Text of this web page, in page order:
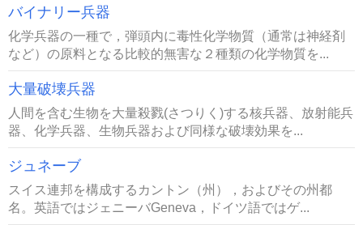
バイナリー兵器
化学兵器の一種で，弾頭内に毒性化学物質（通常は神経剤
など）の原料となる比較的無害な２種類の化学物質を...
大量破壊兵器
人間を含む生物を大量殺戮(さつりく)する核兵器、放射能兵
器、化学兵器、生物兵器および同様な破壊効果を...
ジュネーブ
スイス連邦を構成するカントン（州），およびその州都
名。英語ではジェニーバGeneva，ドイツ語ではゲ...